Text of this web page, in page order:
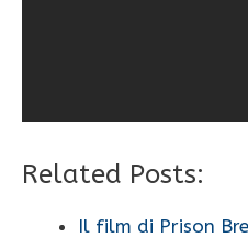
Related Posts:
Il film di Prison